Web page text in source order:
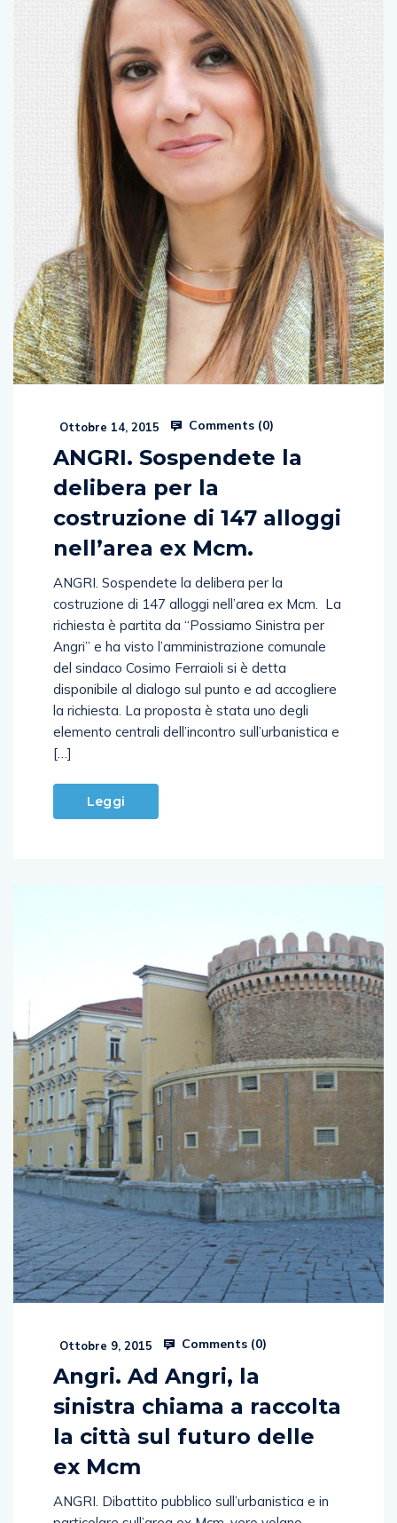
Ottobre 14, 2015 Comments (0)
ANGRI. Sospendete la
delibera per la
costruzione di 147 alloggi
nell’area ex Mcm.
ANGRI. Sospendete la delibera per la
costruzione di 147 alloggi nell’area ex Mcm. La
richiesta è partita da “Possiamo Sinistra per
Angri” e ha visto l’amministrazione comunale
del sindaco Cosimo Ferraioli si è detta
disponibile al dialogo sul punto e ad accogliere
la richiesta. La proposta è stata uno degli
elemento centrali dell’incontro sull’urbanistica e
[…]
Leggi
Ottobre 9, 2015 Comments (0)
Angri. Ad Angri, la
sinistra chiama a raccolta
la città sul futuro delle
ex Mcm
ANGRI. Dibattito pubblico sull’urbanistica e in